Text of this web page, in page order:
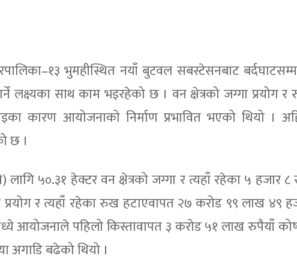
भुमहीस्थित नयाँ बुटवल सबस्टेसनबाट
लक्ष्यका साथ काम भइरहेको छ । वन क्षेत्रको जग्गा प्रयोग
कारण आयोजनाको निर्माण प्रभावित भएको थियो ।
छ ।
लागि ५०.३१ हेक्टर वन क्षेत्रको जग्गा र त्यहाँ रहेका ५ हजार
र त्यहाँ रहेका रुख हटाएवापत २७ करोड ९९ लाख ४९
आयोजनाले पहिलो किस्तावापत ३ करोड ५१ लाख रुपैयाँ
अगाडि बढेको थियो ।